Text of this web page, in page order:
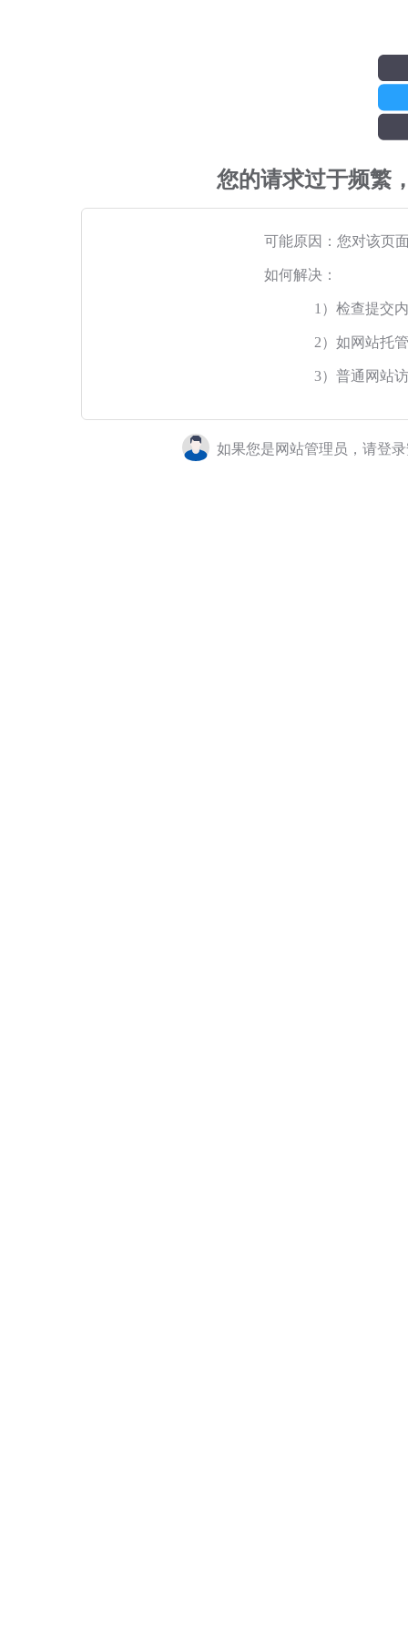
您的请求过于频繁
可能原因：您对该页
如何解决：
1）检查提交
2）如网站托
3）普通网站
如果您是网站管理员，请登